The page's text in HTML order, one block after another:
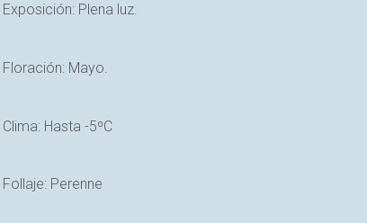
Exposición: Plena luz.
Floración: Mayo.
Clima: Hasta -5ºC
Follaje: Perenne